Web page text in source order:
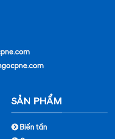
SẢN PHẨM
Biến tần